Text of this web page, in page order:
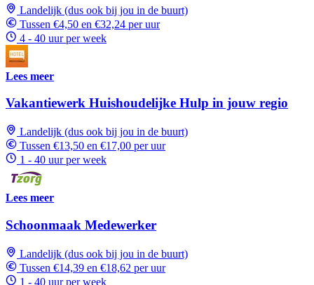
Landelijk (dus ook bij jou in de buurt)
Tussen €4,50 en €32,24 per uur
4 - 40 uur per week
Lees meer
Vakantiewerk Huishoudelijke Hulp in jouw regio
Landelijk (dus ook bij jou in de buurt)
Tussen €13,50 en €17,00 per uur
1 - 40 uur per week
Lees meer
Schoonmaak Medewerker
Landelijk (dus ook bij jou in de buurt)
Tussen €14,39 en €18,62 per uur
1 - 40 uur per week